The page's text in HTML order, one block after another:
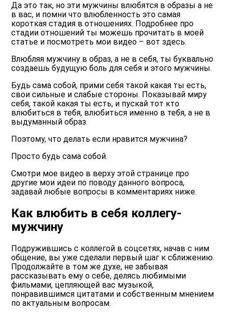
Да это так, но эти мужчины влюбятся в образы а не
в вас, и помни что влюбленность это самая
короткая стадия в отношениях. Подробнее про
стадии отношений ты можешь прочитать в моей
статье и посмотреть мои видео – вотздесь.
Влюбляя мужчину в образ, а не в себя, ты буквально
создаешь будущую боль для себя и этого мужчины.
Будь сама собой, прими себя такой какая ты есть,
свои сильные и слабые стороны. Показывай миру
себя, такой какая ты есть, и пускай тот кто
влюбиться в тебя, влюбиться именно в тебя, а не в
выдуманный образ.
Поэтому, что делать если нравится мужчина?
Просто будь сама собой.
Смотри мое видео в верху этой странице про
другие мои идеи по поводу данного вопроса,
задавай любые вопросы в комментариях ниже.
Как влюбить в себя коллегу-
мужчину
Подружившись с коллегой в соцсетях, начав с ним
общение, вы уже сделали первый шаг к сближению.
Продолжайте в том же духе, не забывая
рассказывать ему о себе, делясь любимыми
фильмами, цепляющей вас музыкой,
понравившимся цитатами и собственным мнением
по актуальным вопросам.